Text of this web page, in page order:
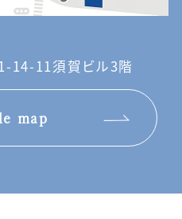
14-11須賀ビル3階
map